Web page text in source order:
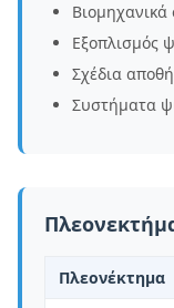
Εξοπλισμός
Σχέδια
Συστήματα
Πλεονέκτημα